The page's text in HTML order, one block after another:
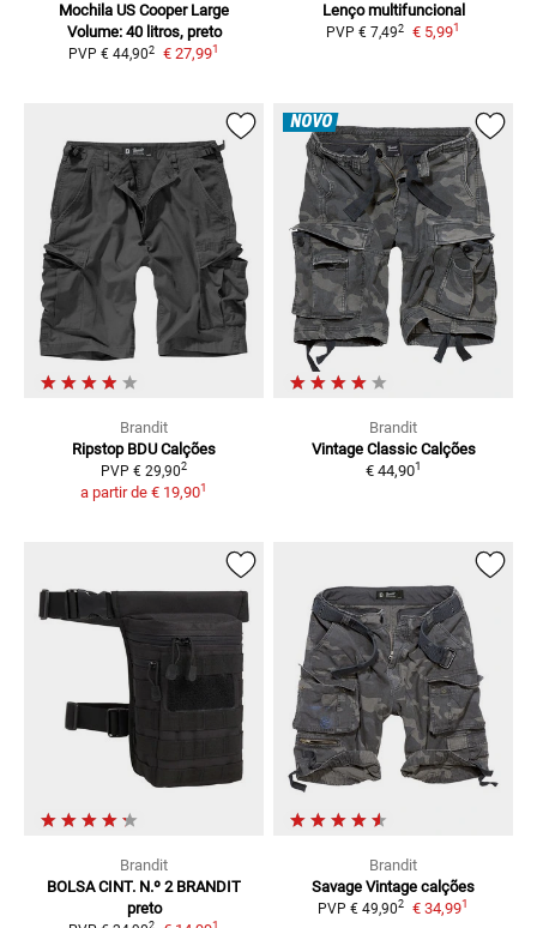
Mochila US Cooper Large
Volume: 40 litros, preto
PVP € 44,902 € 27,991
Lenço multifuncional
PVP € 7,492 € 5,991
Brandit
Ripstop BDU Calções
PVP € 29,902
a partir de € 19,901
NOVO
Brandit
Vintage Classic Calções
€ 44,901
Brandit
BOLSA CINT. N.º 2 BRANDIT
preto
1
Brandit
Savage Vintage calções
PVP € 49,902 € 34,991